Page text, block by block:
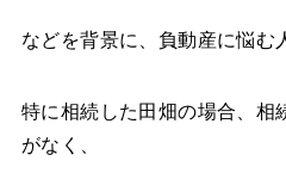
などを背景に、負動産に悩む
特に相続した田畑の場合、相
がなく、